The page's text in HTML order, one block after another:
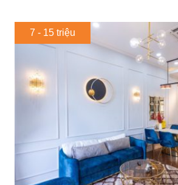
7 - 15 triệu